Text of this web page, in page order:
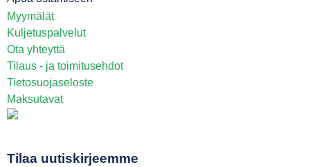
Myymälät
Kuljetuspalvelut
Ota yhteyttä
Tilaus - ja toimitusehdot
Tietosuojaseloste
Maksutavat
Tilaa uutiskirjeemme